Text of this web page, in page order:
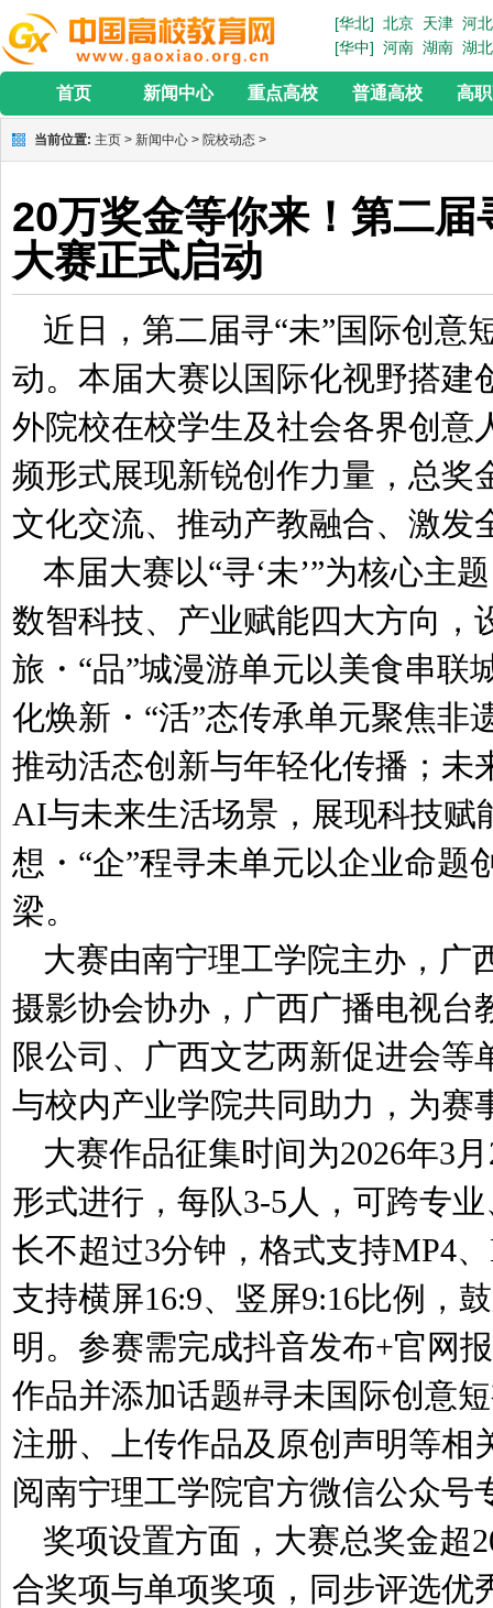
[华北] 北京 天津 河北
[华中] 河南 湖南 湖北
首页 新闻中心 重点高校 普通高校 高
当前位置: 主页 > 新闻中心 > 院校动态 >
20万奖金等你来！第二
大赛正式启动
近日，第二届寻“未”国际创意
动。本届大赛以国际化视野搭建
外院校在校学生及社会各界创意
频形式展现新锐创作力量，总奖
文化交流、推动产教融合、激发
本届大赛以“寻‘未’”为核心主
数智科技、产业赋能四大方向，
旅・“品”城漫游单元以美食串联
化焕新・“活”态传承单元聚焦非
推动活态创新与年轻化传播；未
AI与未来生活场景，展现科技赋
想・“企”程寻未单元以企业命题
梁。
大赛由南宁理工学院主办，广
摄影协会协办，广西广播电视台
限公司、广西文艺两新促进会
与校内产业学院共同助力，为赛
大赛作品征集时间为2026年3
形式进行，每队3-5人，可跨专
长不超过3分钟，格式支持MP4
支持横屏16:9、竖屏9:16比例，
明。参赛需完成抖音发布+官网
作品并添加话题#寻未国际创意
注册、上传作品及原创声明等相
阅南宁理工学院官方微信公众号
奖项设置方面，大赛总奖金超
合奖项与单项奖项，同步评选优